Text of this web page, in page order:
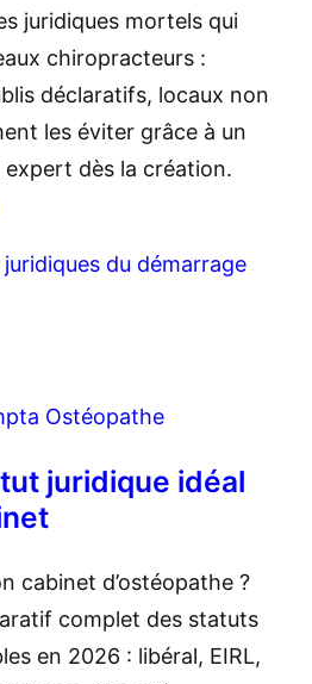
juridiques mortels qui
chiropracteurs :
déclaratifs, locaux non
les éviter grâce à un
dès la création.
Ostéopathe
juridique idéal
cabinet d’ostéopathe ?
complet des statuts
en 2026 : libéral, EIRL,